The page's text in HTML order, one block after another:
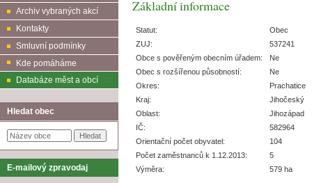
Archiv vybraných akcí
Kontakty
Smluvní podmínky
Kde pomáháme
Databáze měst a obcí
Hledat obec
E-mailový zpravodaj
Základní informace
Statut:
Obec
ZUJ:
537241
Obce s pověřeným obecním úřadem:
Ne
Obec s rozšířenou působností:
Ne
Okres:
Prachatice
Kraj:
Jihočeský
Oblast:
Jihozápad
IČ:
582964
Orientační počet obyvatel:
104
Počet zaměstnanců k 1.12.2013:
5
Výměra:
579 ha